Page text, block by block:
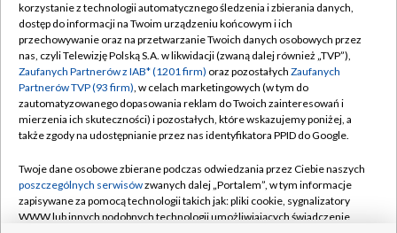
TVP
Abonament TVP
Emisja w TVP
Centrum informacji TVP
Naziemna Telewizja Cyfrowa
Rada Programowa
System NOS
Regulamin TVP
Polityka prywatności
Moje zgody
Pomoc
Kontakt
korzystanie z technologii automatycznego śledzenia i zbierania danych,
dostęp do informacji na Twoim urządzeniu końcowym i ich
przechowywanie oraz na przetwarzanie Twoich danych osobowych przez
nas, czyli Telewizję Polską S.A. w likwidacji (zwaną dalej również „TVP”),
Zaufanych Partnerów z IAB* (1201 firm) oraz pozostałych Zaufanych
Partnerów TVP (93 firm), w celach marketingowych (w tym do
zautomatyzowanego dopasowania reklam do Twoich zainteresowań i
mierzenia ich skuteczności) i pozostałych, które wskazujemy poniżej, a
także zgody na udostępnianie przez nas identyfikatora PPID do Google.
Twoje dane osobowe zbierane podczas odwiedzania przez Ciebie naszych
poszczególnych serwisówzwanych dalej „Portalem”, w tym informacje
zapisywane za pomocą technologii takich jak: pliki cookie, sygnalizatory
WWW lub innych podobnych technologii umożliwiających świadczenie